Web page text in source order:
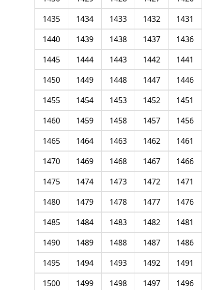
1431
1432
1433
1434
1435
1436
1437
1438
1439
1440
1441
1442
1443
1444
1445
1446
1447
1448
1449
1450
1451
1452
1453
1454
1455
1456
1457
1458
1459
1460
1461
1462
1463
1464
1465
1466
1467
1468
1469
1470
1471
1472
1473
1474
1475
1476
1477
1478
1479
1480
1481
1482
1483
1484
1485
1486
1487
1488
1489
1490
1491
1492
1493
1494
1495
1496
1497
1498
1499
1500